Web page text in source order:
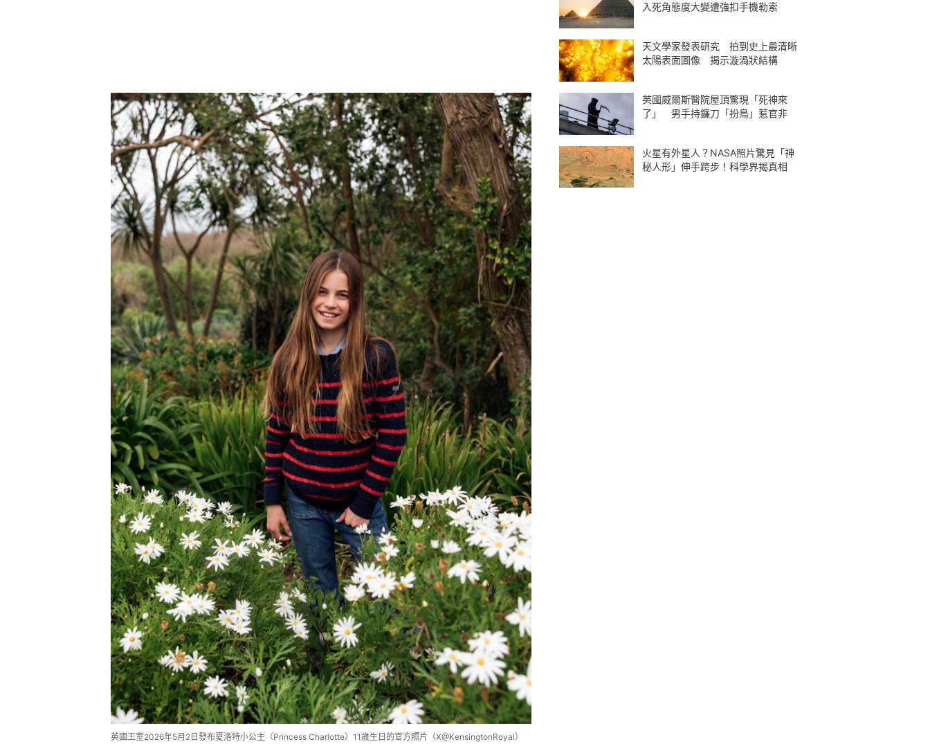
英國王室2026年5月2日發布夏洛特小公主（Princess Charlotte）11歲生日的官方照片（X@KensingtonRoyal）
入死角態度大變遭強扣手機勒索
天文學家發表研究 拍到史上最清晰
太陽表面圖像 揭示漩渦狀結構
英國威爾斯醫院屋頂驚現「死神來
了」 男手持鐮刀「扮鳥」惹官非
火星有外星人？NASA照片驚見「神
秘人形」伸手跨步！科學界揭真相